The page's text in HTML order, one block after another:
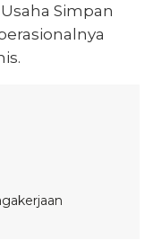
Simpan